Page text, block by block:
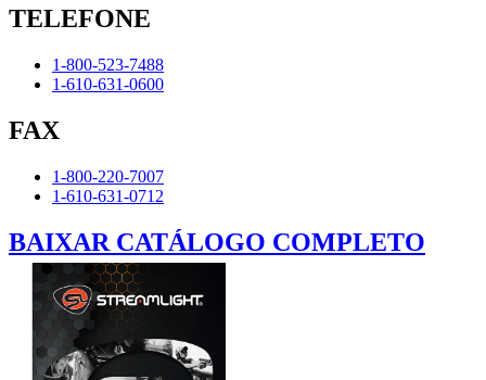
TELEFONE
1-800-523-7488
1-610-631-0600
FAX
1-800-220-7007
1-610-631-0712
BAIXAR CATÁLOGO COMPLETO